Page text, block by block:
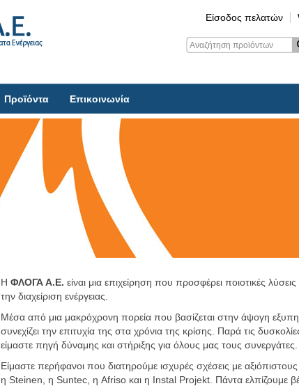
Είσοδος πελατών
Προϊόντα Επικοινωνία
Η ΦΛΟΓΑ Α.Ε. είναι μια επιχείρηση που προσφέρει ποιοτικές
την διαχείριση ενέργειας.
Μέσα από μια μακρόχρονη πορεία που βασίζεται στην άψογη
συνεχίζει την επιτυχία της στα χρόνια της κρίσης. Παρά τις
είμαστε πηγή δύναμης και στήριξης για όλους μας τους συνεργάτες.
Είμαστε περήφανοι που διατηρούμε ισχυρές σχέσεις με
η Steinen, η Suntec, η Afriso και η Instal Projekt. Πάντα ελπίζουμε